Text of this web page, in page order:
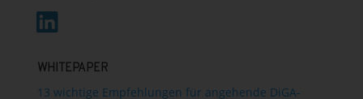
WHITEPAPER
13 wichtige Empfehlungen für angehende DiGA-